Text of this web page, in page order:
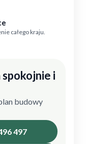
całego kraju.
i
budowy
497